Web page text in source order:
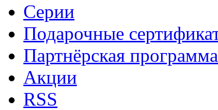
Серии
Подарочные
Партнёрская программа
Акции
RSS